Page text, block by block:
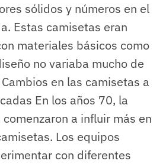
sólidos y números en el
Estas camisetas eran
materiales básicos como
no variaba mucho de
en las camisetas a
En los años 70, la
a influir más en
Los equipos
con diferentes